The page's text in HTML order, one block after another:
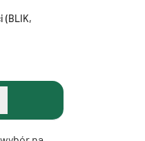
(BLIK,